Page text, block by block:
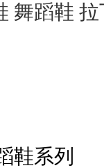
舞蹈鞋 拉
鞋系列